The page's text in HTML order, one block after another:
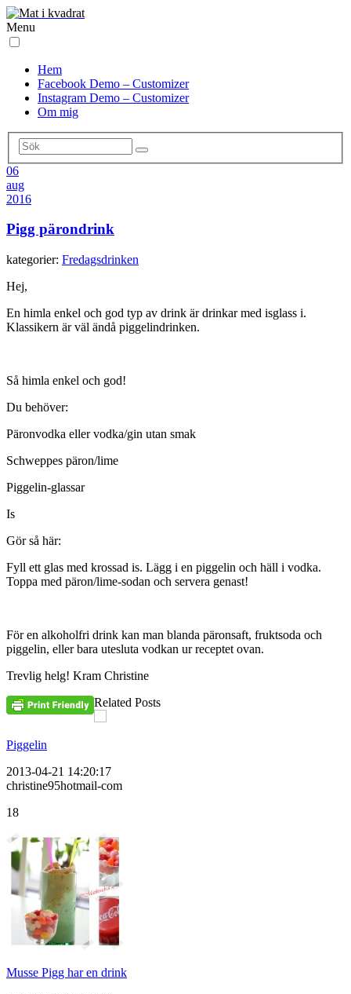
Menu
Hem
Facebook Demo – Customizer
Instagram Demo – Customizer
Om mig
06
aug
2016
Pigg pärondrink
kategorier: Fredagsdrinken
Hej,
En himla enkel och god typ av drink är drinkar med isglass i.
Klassikern är väl ändå piggelindrinken.
Så himla enkel och god!
Du behöver:
Päronvodka eller vodka/gin utan smak
Schweppes päron/lime
Piggelin-glassar
Is
Gör så här:
Fyll ett glas med krossad is. Lägg i en piggelin och häll i vodka.
Toppa med päron/lime-sodan och servera genast!
För en alkoholfri drink kan man blanda päronsaft, fruktsoda och
piggelin, eller bara utesluta vodkan ur receptet ovan.
Trevlig helg! Kram Christine
Related Posts
Piggelin
2013-04-21 14:20:17
christine95hotmail-com
18
Musse Pigg har en drink